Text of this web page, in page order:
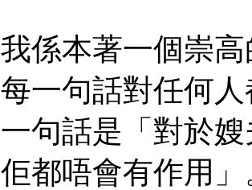
我係本著一個崇
每一句話對任何
一句話是「對於
佢都唔會有作用